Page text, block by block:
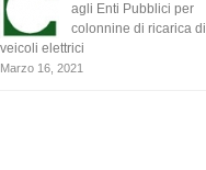
agli Enti Pubblici per
colonnine di ricarica di
veicoli elettrici
Marzo 16, 2021